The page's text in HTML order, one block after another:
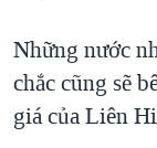
Những nước
chắc cũng sẽ
giá của Liên